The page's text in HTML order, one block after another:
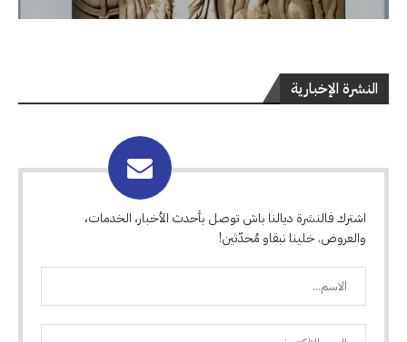
النشرة الإخبارية
اشترك فالنشرة ديالنا باش توصل بأحدث الأخبار، الخدمات،
والعروض. خلينا نبقاو مُحدّثين!